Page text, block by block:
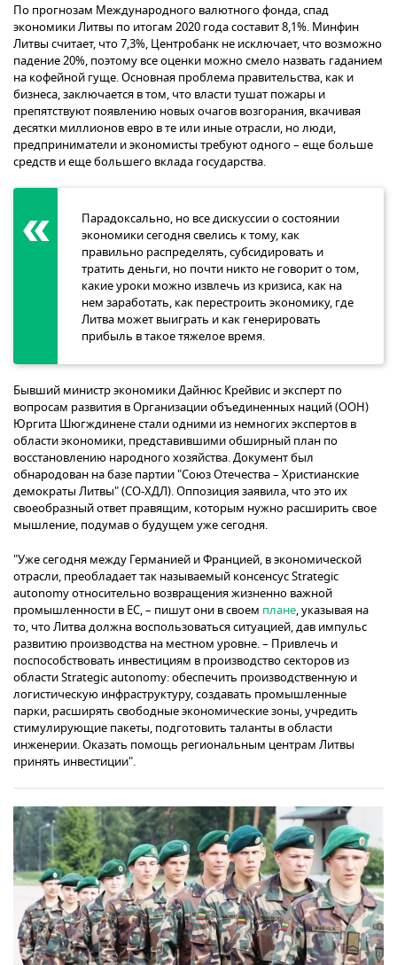
По прогнозам Международного валютного фонда, спад
экономики Литвы по итогам 2020 года составит 8,1%. Минфин
Литвы считает, что 7,3%, Центробанк не исключает, что возможно
падение 20%, поэтому все оценки можно смело назвать гаданием
на кофейной гуще. Основная проблема правительства, как и
бизнеса, заключается в том, что власти тушат пожары и
препятствуют появлению новых очагов возгорания, вкачивая
десятки миллионов евро в те или иные отрасли, но люди,
предприниматели и экономисты требуют одного – еще больше
средств и еще большего вклада государства.
Парадоксально, но все дискуссии о состоянии
экономики сегодня свелись к тому, как
правильно распределять, субсидировать и
тратить деньги, но почти никто не говорит о том,
какие уроки можно извлечь из кризиса, как на
нем заработать, как перестроить экономику, где
Литва может выиграть и как генерировать
прибыль в такое тяжелое время.
Бывший министр экономики Дайнюс Крейвис и эксперт по
вопросам развития в Организации объединенных наций (ООН)
Юргита Шюгждинене стали одними из немногих экспертов в
области экономики, представившими обширный план по
восстановлению народного хозяйства. Документ был
обнародован на базе партии "Союз Отечества – Христианские
демократы Литвы" (СО-ХДЛ). Оппозиция заявила, что это их
своеобразный ответ правящим, которым нужно расширить свое
мышление, подумав о будущем уже сегодня.
"Уже сегодня между Германией и Францией, в экономической
отрасли, преобладает так называемый консенсус Strategic
autonomy относительно возвращения жизненно важной
промышленности в ЕС, – пишут они в своем плане, указывая на
то, что Литва должна воспользоваться ситуацией, дав импульс
развитию производства на местном уровне. – Привлечь и
поспособствовать инвестициям в производство секторов из
области Strategic autonomy: обеспечить производственную и
логистическую инфраструктуру, создавать промышленные
парки, расширять свободные экономические зоны, учредить
стимулирующие пакеты, подготовить таланты в области
инженерии. Оказать помощь региональным центрам Литвы
принять инвестиции".